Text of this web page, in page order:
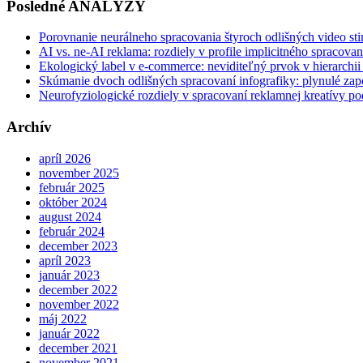
Posledné ANALÝZY
Porovnanie neurálneho spracovania štyroch odlišných video
AI vs. ne-AI reklama: rozdiely v profile implicitného
Ekologický label v e-commerce: neviditeľný prvok v hierarchii
Skúmanie dvoch odlišných spracovaní infografiky: plynulé
Neurofyziologické rozdiely v spracovaní reklamnej kreatívy
Archív
apríl 2026
november 2025
február 2025
október 2024
august 2024
február 2024
december 2023
apríl 2023
január 2023
december 2022
november 2022
máj 2022
január 2022
december 2021